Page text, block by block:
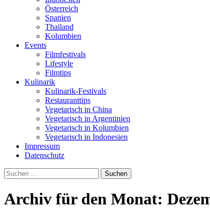
Österreich
Spanien
Thailand
Kolumbien
Events
Filmfestivals
Lifestyle
Filmtips
Kulinarik
Kulinarik-Festivals
Restauranttips
Vegetarisch in China
Vegetarisch in Argentinien
Vegetarisch in Kolumbien
Vegetarisch in Indonesien
Impressum
Datenschutz
Suchen
nach:
Archiv für den Monat: